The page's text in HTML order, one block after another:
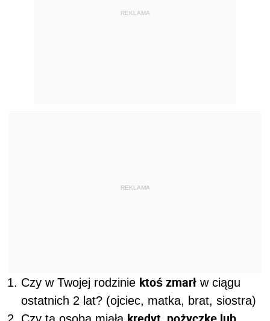
REKLAMA
REKLAMA
Czy w Twojej rodzinie ktoś zmarł w ciągu
ostatnich 2 lat? (ojciec, matka, brat, siostra)